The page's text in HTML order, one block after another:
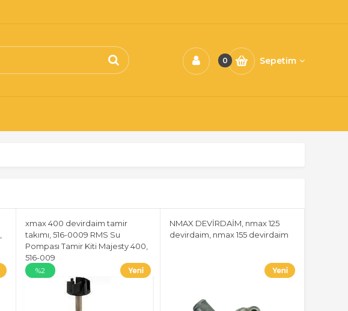
0 Sepetim
xmax 400 devirdaim tamir
takımı, 516-0009 RMS Su
Pompası Tamir Kiti Majesty 400,
516-009
%2
NMAX DEVİRDAİM, nmax 125
devirdaim, nmax 155 devirdaim